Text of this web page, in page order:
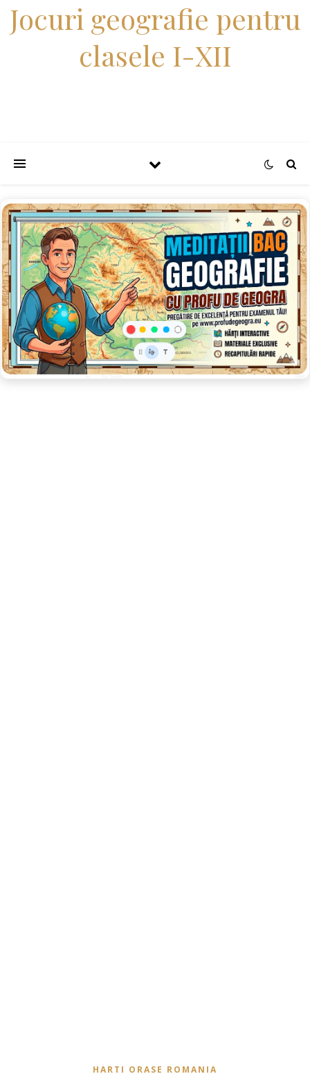
Jocuri geografie pentru
clasele I-XII
HARTI ORASE ROMANIA